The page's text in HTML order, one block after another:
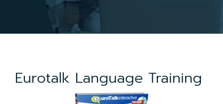
Eurotalk Language Training